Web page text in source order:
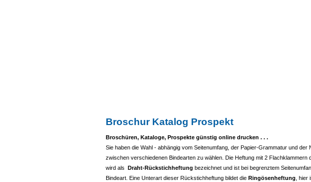
Broschur Katalog Prospekt
Broschüren, Kataloge, Prospekte günstig online drucken . . .
Sie haben die Wahl - abhängig vom Seitenumfang, der Papier-Grammatur und der
zwischen verschiedenen Bindearten zu wählen. Die Heftung mit 2 Flachklammern
wird als Draht-Rückstichheftung bezeichnet und ist bei begrenztem
Bindeart. Eine Unterart dieser Rückstichheftung bildet die Ringösenheftung ,